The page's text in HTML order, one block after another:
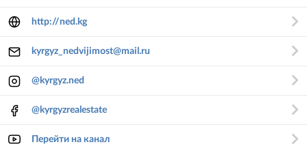
http://ned.kg
kyrgyz_nedvijimost@mail.ru
@kyrgyz.ned
@kyrgyzrealestate
Перейти на канал